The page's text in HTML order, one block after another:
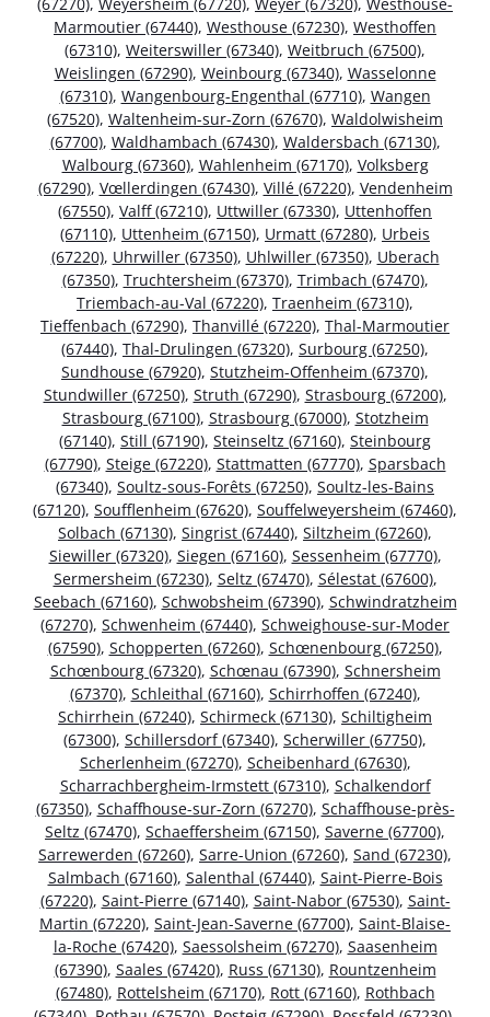
Marmoutier (67440), Westhouse (67230), Westhoffen
(67310), Weiterswiller (67340), Weitbruch (67500),
Weislingen (67290), Weinbourg (67340), Wasselonne
(67310), Wangenbourg-Engenthal (67710), Wangen
(67520), Waltenheim-sur-Zorn (67670), Waldolwisheim
(67700), Waldhambach (67430), Waldersbach (67130),
Walbourg (67360), Wahlenheim (67170), Volksberg
(67290), Vœllerdingen (67430), Villé (67220), Vendenheim
(67550), Valff (67210), Uttwiller (67330), Uttenhoffen
(67110), Uttenheim (67150), Urmatt (67280), Urbeis
(67220), Uhrwiller (67350), Uhlwiller (67350), Uberach
(67350), Truchtersheim (67370), Trimbach (67470),
Triembach-au-Val (67220), Traenheim (67310),
Tieffenbach (67290), Thanvillé (67220), Thal-Marmoutier
(67440), Thal-Drulingen (67320), Surbourg (67250),
Sundhouse (67920), Stutzheim-Offenheim (67370),
Stundwiller (67250), Struth (67290), Strasbourg (67200),
Strasbourg (67100), Strasbourg (67000), Stotzheim
(67140), Still (67190), Steinseltz (67160), Steinbourg
(67790), Steige (67220), Stattmatten (67770), Sparsbach
(67340), Soultz-sous-Forêts (67250), Soultz-les-Bains
(67120), Soufflenheim (67620), Souffelweyersheim (67460),
Solbach (67130), Singrist (67440), Siltzheim (67260),
Siewiller (67320), Siegen (67160), Sessenheim (67770),
Sermersheim (67230), Seltz (67470), Sélestat (67600),
Seebach (67160), Schwobsheim (67390), Schwindratzheim
(67270), Schwenheim (67440), Schweighouse-sur-Moder
(67590), Schopperten (67260), Schœnenbourg (67250),
Schœnbourg (67320), Schœnau (67390), Schnersheim
(67370), Schleithal (67160), Schirrhoffen (67240),
Schirrhein (67240), Schirmeck (67130), Schiltigheim
(67300), Schillersdorf (67340), Scherwiller (67750),
Scherlenheim (67270), Scheibenhard (67630),
Scharrachbergheim-Irmstett (67310), Schalkendorf
(67350), Schaffhouse-sur-Zorn (67270), Schaffhouse-près-
Seltz (67470), Schaeffersheim (67150), Saverne (67700),
Sarrewerden (67260), Sarre-Union (67260), Sand (67230),
Salmbach (67160), Salenthal (67440), Saint-Pierre-Bois
(67220), Saint-Pierre (67140), Saint-Nabor (67530), Saint-
Martin (67220), Saint-Jean-Saverne (67700), Saint-Blaise-
la-Roche (67420), Saessolsheim (67270), Saasenheim
(67390), Saales (67420), Russ (67130), Rountzenheim
(67480), Rottelsheim (67170), Rott (67160), Rothbach